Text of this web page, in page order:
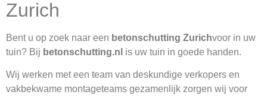
Zurich
Bent u op zoek naar een betonschutting Zurichvoor in uw
tuin? Bij betonschutting.nl is uw tuin in goede handen.
Wij werken met een team van deskundige verkopers en
vakbekwame montageteams gezamenlijk zorgen wij voor